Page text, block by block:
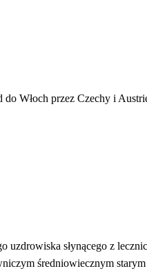
Włoch przez Czechy i
uzdrowiska słynącego z
średniowiecznym starym